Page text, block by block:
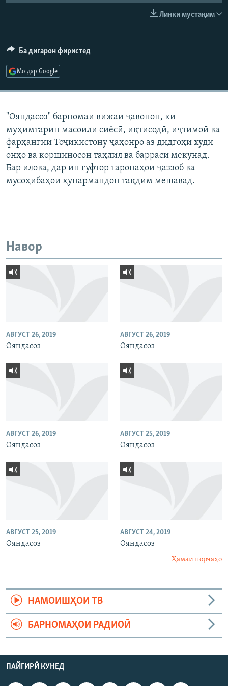
ПАЙГИРӢ КУНЕД
Ҳамаи сомонаҳои RFE/RL
Линки мустақим
Ба дигарон фиристед
Мо дар Google
"Ояндасоз" барномаи вижаи ҷавонон, ки
муҳимтарин масоили сиёсӣ, иқтисодӣ, иҷтимоӣ ва
фарҳангии Тоҷикистону ҷаҳонро аз дидгоҳи худи
онҳо ва коршиносон таҳлил ва баррасӣ мекунад.
Бар илова, дар ин гуфтор таронаҳои ҷаззоб ва
мусоҳибаҳои ҳунармандон тақдим мешавад.
Навор
АВГУСТ 26, 2019
Ояндасоз
АВГУСТ 26, 2019
Ояндасоз
АВГУСТ 26, 2019
Ояндасоз
АВГУСТ 25, 2019
Ояндасоз
АВГУСТ 25, 2019
Ояндасоз
АВГУСТ 24, 2019
Ояндасоз
Ҳамаи порчаҳо
НАМОИШҲОИ ТВ
БАРНОМАҲОИ РАДИОӢ
ПАЙГИРӢ КУНЕД